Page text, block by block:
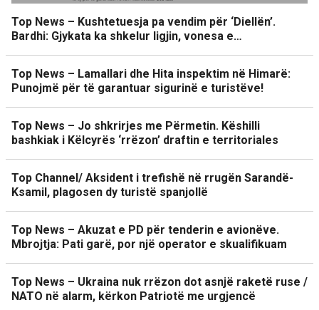
Top News – Kushtetuesja pa vendim për ‘Diellën’.
Bardhi: Gjykata ka shkelur ligjin, vonesa e…
Top News – Lamallari dhe Hita inspektim në Himarë:
Punojmë për të garantuar sigurinë e turistëve!
Top News – Jo shkrirjes me Përmetin. Këshilli
bashkiak i Këlcyrës ‘rrëzon’ draftin e territoriales
Top Channel/ Aksident i trefishë në rrugën Sarandë-
Ksamil, plagosen dy turistë spanjollë
Top News – Akuzat e PD për tenderin e avionëve.
Mbrojtja: Pati garë, por një operator e skualifikuam
Top News – Ukraina nuk rrëzon dot asnjë raketë ruse /
NATO në alarm, kërkon Patriotë me urgjencë